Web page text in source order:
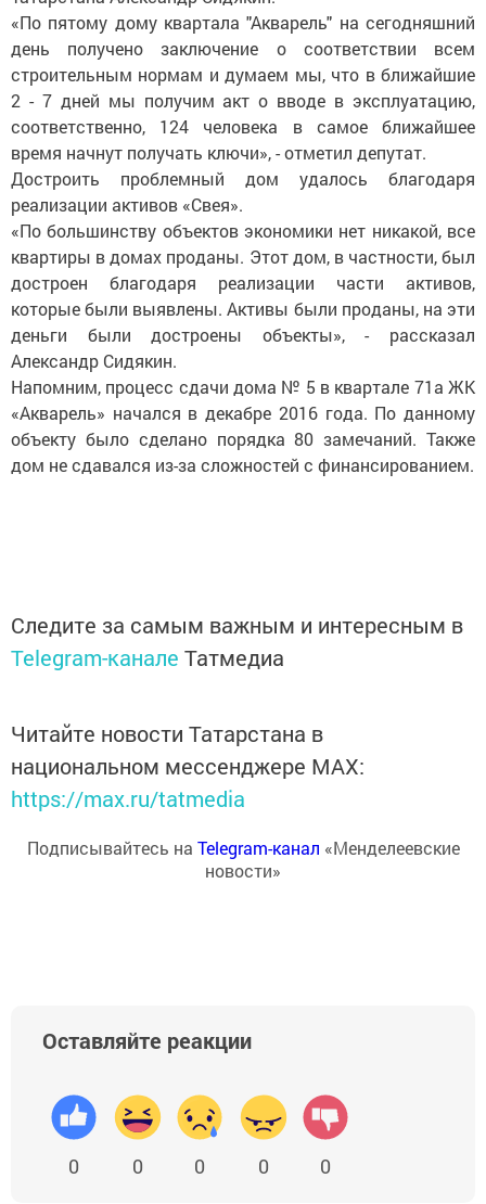
«По пятому дому квартала "Акварель" на сегодняшний
день получено заключение о соответствии всем
строительным нормам и думаем мы, что в ближайшие
2 - 7 дней мы получим акт о вводе в эксплуатацию,
соответственно, 124 человека в самое ближайшее
время начнут получать ключи», - отметил депутат.
Достроить проблемный дом удалось благодаря
реализации активов «Свея».
«По большинству объектов экономики нет никакой, все
квартиры в домах проданы. Этот дом, в частности, был
достроен благодаря реализации части активов,
которые были выявлены. Активы были проданы, на эти
деньги были достроены объекты», - рассказал
Александр Сидякин.
Напомним, процесс сдачи дома № 5 в квартале 71а ЖК
«Акварель» начался в декабре 2016 года. По данному
объекту было сделано порядка 80 замечаний. Также
дом не сдавался из-за сложностей с финансированием.
Следите за самым важным и интересным в
Telegram-канале Татмедиа
Читайте новости Татарстана в
национальном мессенджере MАХ:
https://max.ru/tatmedia
Подписывайтесь на Telegram-канал «Менделеевские
новости»
Оставляйте реакции
0 0 0 0 0